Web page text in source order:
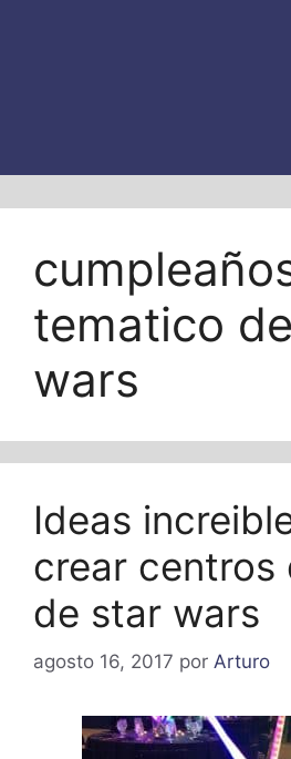
tematico
wars
Ideas
crear centros
de star wars
agosto 16, 2017 por Arturo